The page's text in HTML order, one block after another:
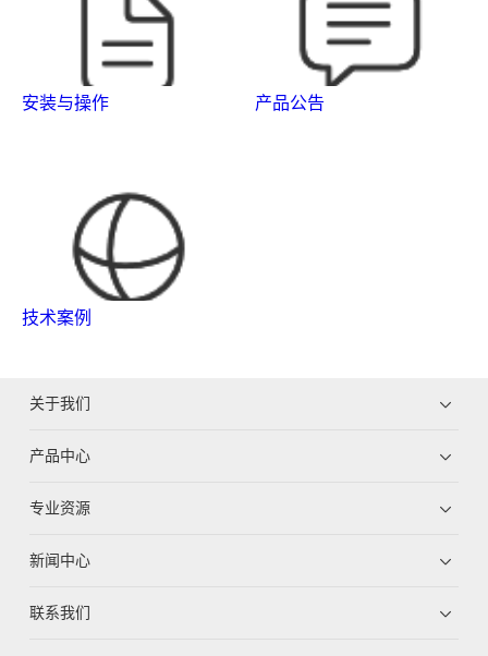
安装与操作 产品公告
技术案例
关于我们
产品中心
专业资源
新闻中心
联系我们